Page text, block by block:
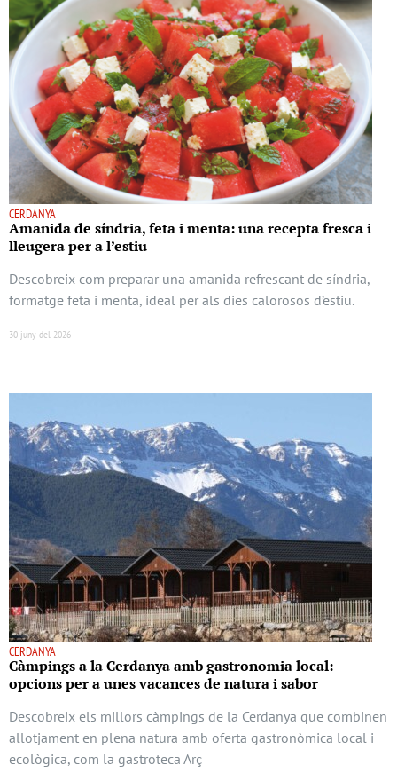
CERDANYA
Amanida de síndria, feta i menta: una recepta fresca i
lleugera per a l’estiu
Descobreix com preparar una amanida refrescant de síndria,
formatge feta i menta, ideal per als dies calorosos d’estiu.
30 juny del 2026
CERDANYA
Càmpings a la Cerdanya amb gastronomia local:
opcions per a unes vacances de natura i sabor
Descobreix els millors càmpings de la Cerdanya que combinen
allotjament en plena natura amb oferta gastronòmica local i
ecològica, com la gastroteca Arç